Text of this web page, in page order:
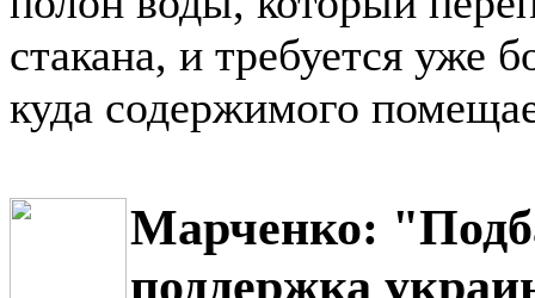
стакана, и требуется уже
куда содержимого
Марченко:
поддержка